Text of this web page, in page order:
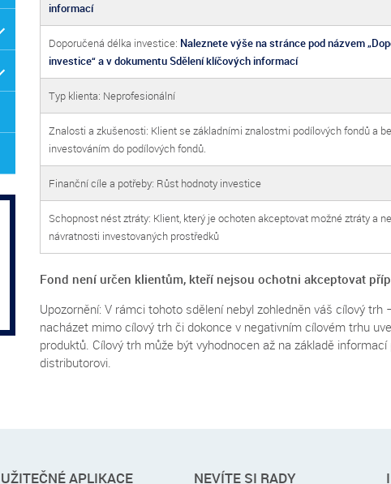
informací
Doporučená délka investice: Naleznete výše na stránce pod názvem
investice“ a v dokumentu Sdělení klíčových informací
Typ klienta: Neprofesionální
Znalosti a zkušenosti: Klient se základními znalostmi podílových fondů a
investováním do podílových fondů.
Finanční cíle a potřeby: Růst hodnoty investice
Schopnost nést ztráty: Klient, který je ochoten akceptovat možné ztráty a
návratnosti investovaných prostředků
Fond není určen klientům, kteří nejsou ochotni akceptovat
Upozornění: V rámci tohoto sdělení nebyl zohledněn váš cílový trh
nacházet mimo cílový trh či dokonce v negativním cílovém trhu
produktů. Cílový trh může být vyhodnocen až na základě
distributorovi.
UŽITEČNÉ APLIKACE NEVÍTE SI RADY